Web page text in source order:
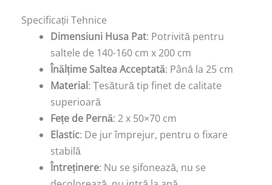
Specificații Tehnice
Dimensiuni Husa Pat: Potrivită pentru
saltele de 140-160 cm x 200 cm
Înălțime Saltea Acceptată: Până la 25 cm
Material: Țesătură tip finet de calitate
superioară
Fețe de Pernă: 2 x 50×70 cm
Elastic: De jur împrejur, pentru o fixare
stabilă
Întreținere: Nu se șifonează, nu se